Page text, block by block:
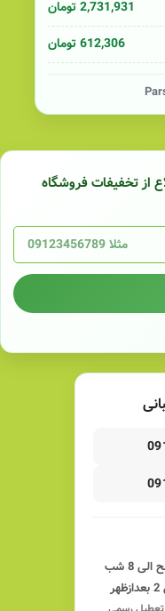
2,731,931 تومان
612,306 تومان
از تخفیفات فروشگاه